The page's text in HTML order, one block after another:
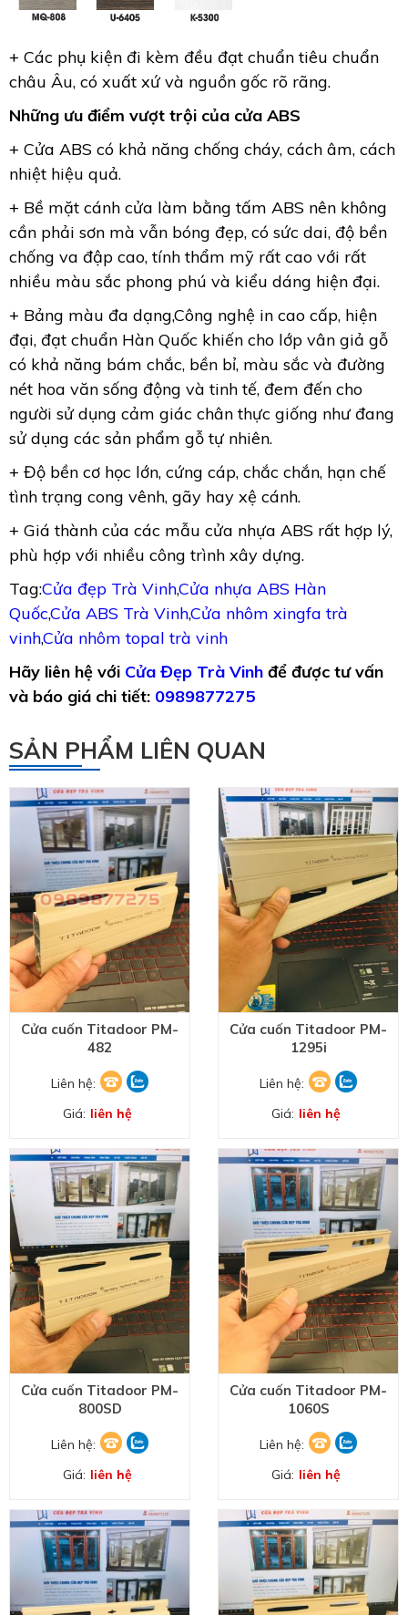
+ Các phụ kiện đi kèm đều đạt chuẩn tiêu chuẩn
châu Âu, có xuất xứ và nguồn gốc rõ rãng.
Những ưu điểm vượt trội của cửa ABS
+ Cửa ABS có khả năng chống cháy, cách âm, cách
nhiệt hiệu quả.
+ Bề mặt cánh cửa làm bằng tấm ABS nên không
cần phải sơn mà vẫn bóng đẹp, có sức dai, độ bền
chống va đập cao, tính thẩm mỹ rất cao với rất
nhiều màu sắc phong phú và kiểu dáng hiện đại.
+ Bảng màu đa dạng,Công nghệ in cao cấp, hiện
đại, đạt chuẩn Hàn Quốc khiến cho lớp vân giả gỗ
có khả năng bám chắc, bền bỉ, màu sắc và đường
nét hoa văn sống động và tinh tế, đem đến cho
người sử dụng cảm giác chân thực giống như đang
sử dụng các sản phẩm gỗ tự nhiên.
+ Độ bền cơ học lớn, cứng cáp, chắc chắn, hạn chế
tình trạng cong vênh, gãy hay xệ cánh.
+ Giá thành của các mẫu cửa nhựa ABS rất hợp lý,
phù hợp với nhiều công trình xây dựng.
Tag:Cửa đẹp Trà Vinh,Cửa nhựa ABS Hàn
Quốc,Cửa ABS Trà Vinh,Cửa nhôm xingfa trà
vinh,Cửa nhôm topal trà vinh
Hãy liên hệ với Cửa Đẹp Trà Vinh để được tư vấn
và báo giá chi tiết: 0989877275
SẢN PHẨM LIÊN QUAN
Cửa cuốn Titadoor PM-
482
Liên hệ:
Giá: liên hệ
Cửa cuốn Titadoor PM-
1295i
Liên hệ:
Giá: liên hệ
Cửa cuốn Titadoor PM-
800SD
Liên hệ:
Giá: liên hệ
Cửa cuốn Titadoor PM-
1060S
Liên hệ:
Giá: liên hệ